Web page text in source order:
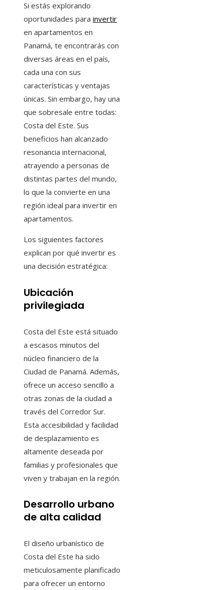
Si estás explorando
oportunidades para invertir
en apartamentos en
Panamá, te encontrarás con
diversas áreas en el país,
cada una con sus
características y ventajas
únicas. Sin embargo, hay una
que sobresale entre todas:
Costa del Este. Sus
beneficios han alcanzado
resonancia internacional,
atrayendo a personas de
distintas partes del mundo,
lo que la convierte en una
región ideal para invertir en
apartamentos.
Los siguientes factores
explican por qué invertir es
una decisión estratégica:
Ubicación
privilegiada
Costa del Este está situado
a escasos minutos del
núcleo financiero de la
Ciudad de Panamá. Además,
ofrece un acceso sencillo a
otras zonas de la ciudad a
través del Corredor Sur.
Esta accesibilidad y facilidad
de desplazamiento es
altamente deseada por
familias y profesionales que
viven y trabajan en la región.
Desarrollo urbano
de alta calidad
El diseño urbanístico de
Costa del Este ha sido
meticulosamente planificado
para ofrecer un entorno